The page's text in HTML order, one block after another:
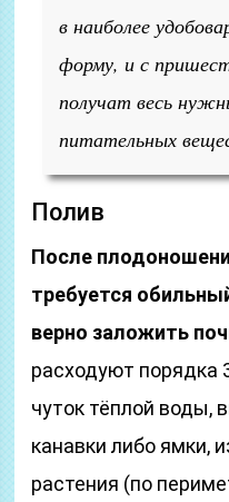
в наиболее
форму, и с
получат весь
питательных
Полив
После
требуется
верно заложить
расходуют порядка
чуток тёплой воды,
канавки либо ямки,
растения (по